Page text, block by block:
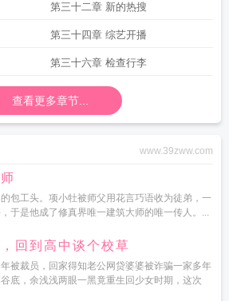
第三十二章 新的热搜
第三十四章 综艺开播
第三十六章 检查行李
查看更多章节...
www.39zww.com
包工头。项小牡被师父用花言巧语收为徒弟，一
于是他成了修真界唯一建筑大师的唯一传人。...
回到高中谈个校草
被裁员，回家得知老公网贷婆婆被诈骗一家多年
底，余浅浅两眼一黑竟重生回少女时期，这次